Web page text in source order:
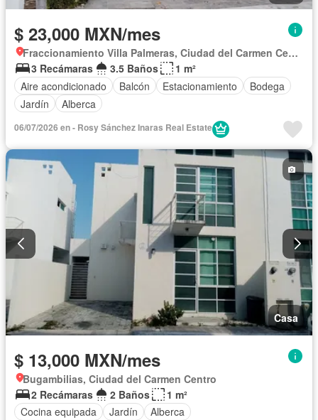
$ 23,000 MXN/mes
Fraccionamiento Villa Palmeras, Ciudad del Carmen Centro
3 Recámaras
3.5 Baños
1 m²
Aire acondicionado
Balcón Estacionamiento
Bodega
Jardín
Alberca
06/07/2026 en - Rosy Sánchez Inaras Real Estate
Casa
$ 13,000 MXN/mes
Bugambilias, Ciudad del Carmen Centro
2 Recámaras
2 Baños
1 m²
Cocina equipada
Jardín Alberca